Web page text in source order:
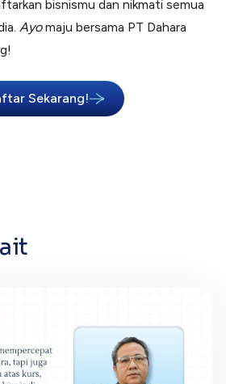
bisnismu dan nikmati semua
Ayomaju bersama PT Dahara
Sekarang!